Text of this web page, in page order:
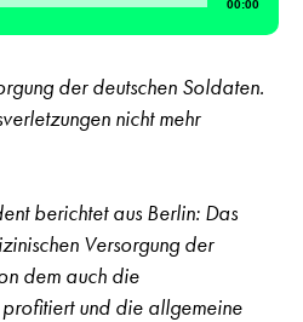
00:00
der deutschen Soldaten.
nicht mehr
berichtet aus Berlin: Das
Versorgung der
dem auch die
und die allgemeine